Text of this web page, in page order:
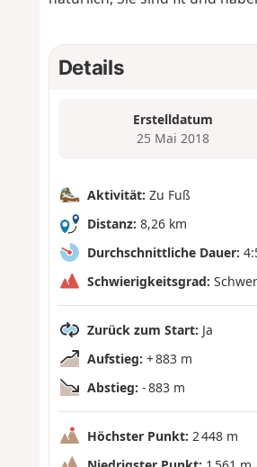
Details
Erstelldatum
25 Mai 2018
Aktivität: Zu Fuß
Distanz: 8,26 km
Durchschnittliche Dauer:
Schwierigkeitsgrad: Schwer
Zurück zum Start: Ja
Aufstieg: + 883 m
Abstieg: - 883 m
Höchster Punkt: 2 448 m